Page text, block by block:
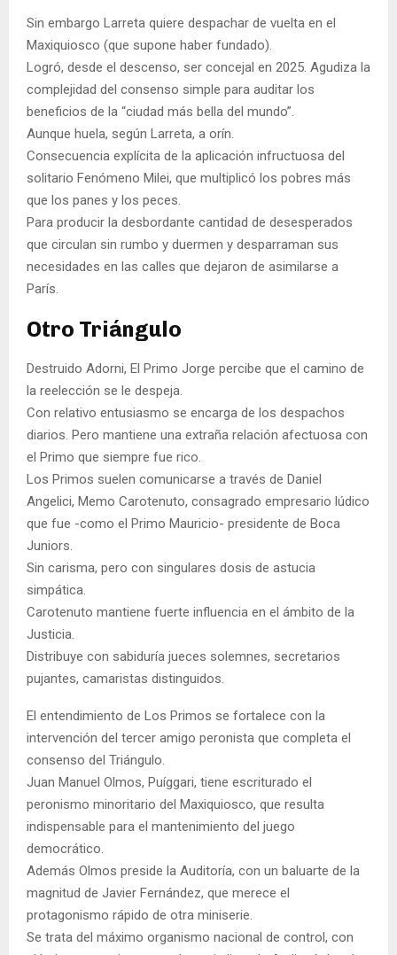
Sin embargo Larreta quiere despachar de vuelta en el
Maxiquiosco (que supone haber fundado).
Logró, desde el descenso, ser concejal en 2025. Agudiza la
complejidad del consenso simple para auditar los
beneficios de la “ciudad más bella del mundo”.
Aunque huela, según Larreta, a orín.
Consecuencia explícita de la aplicación infructuosa del
solitario Fenómeno Milei, que multiplicó los pobres más
que los panes y los peces.
Para producir la desbordante cantidad de desesperados
que circulan sin rumbo y duermen y desparraman sus
necesidades en las calles que dejaron de asimilarse a
París.
Otro Triángulo
Destruido Adorni, El Primo Jorge percibe que el camino de
la reelección se le despeja.
Con relativo entusiasmo se encarga de los despachos
diarios. Pero mantiene una extraña relación afectuosa con
el Primo que siempre fue rico.
Los Primos suelen comunicarse a través de Daniel
Angelici, Memo Carotenuto, consagrado empresario lúdico
que fue -como el Primo Mauricio- presidente de Boca
Juniors.
Sin carisma, pero con singulares dosis de astucia
simpática.
Carotenuto mantiene fuerte influencia en el ámbito de la
Justicia.
Distribuye con sabiduría jueces solemnes, secretarios
pujantes, camaristas distinguidos.
El entendimiento de Los Primos se fortalece con la
intervención del tercer amigo peronista que completa el
consenso del Triángulo.
Juan Manuel Olmos, Puíggari, tiene escriturado el
peronismo minoritario del Maxiquiosco, que resulta
indispensable para el mantenimiento del juego
democrático.
Además Olmos preside la Auditoría, con un baluarte de la
magnitud de Javier Fernández, que merece el
protagonismo rápido de otra miniserie.
Se trata del máximo organismo nacional de control, con